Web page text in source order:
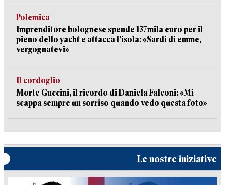
Polemica
Imprenditore bolognese spende 137mila euro per il
pieno dello yacht e attacca l’isola: «Sardi di emme,
vergognatevi»
Il cordoglio
Morte Guccini, il ricordo di Daniela Falconi: «Mi
scappa sempre un sorriso quando vedo questa foto»
Le nostre iniziative